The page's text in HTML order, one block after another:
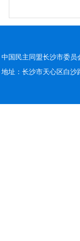
中国民主同盟长沙市委员
地址：长沙市天心区白沙